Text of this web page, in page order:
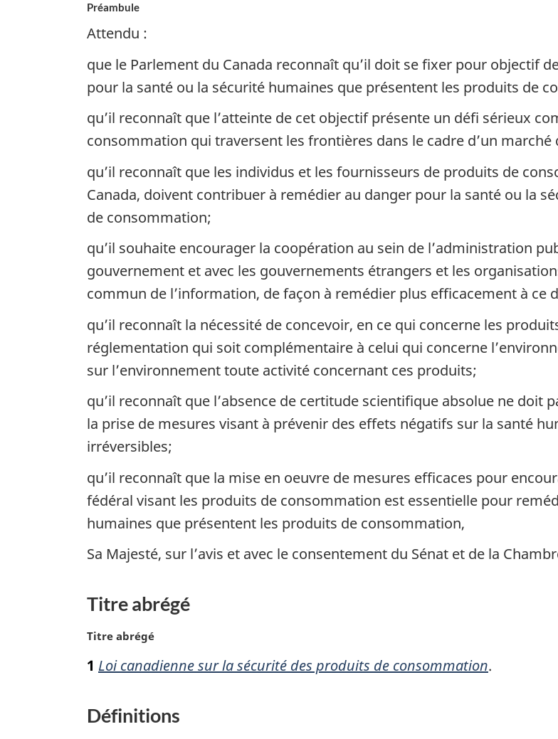
Préambule
Attendu :
que le Parlement du Canada reconnaît qu’il doit se fixer pour objectif
pour la santé ou la sécurité humaines que présentent les produits de
qu’il reconnaît que l’atteinte de cet objectif présente un défi sérieux
consommation qui traversent les frontières dans le cadre d’un marché
qu’il reconnaît que les individus et les fournisseurs de produits de
Canada, doivent contribuer à remédier au danger pour la santé ou la
de consommation;
qu’il souhaite encourager la coopération au sein de l’administration
gouvernement et avec les gouvernements étrangers et les
commun de l’information, de façon à remédier plus efficacement à ce
qu’il reconnaît la nécessité de concevoir, en ce qui concerne les
réglementation qui soit complémentaire à celui qui concerne
sur l’environnement toute activité concernant ces produits;
qu’il reconnaît que l’absence de certitude scientifique absolue ne
la prise de mesures visant à prévenir des effets négatifs sur la santé
irréversibles;
qu’il reconnaît que la mise en oeuvre de mesures efficaces pour
fédéral visant les produits de consommation est essentielle pour
humaines que présentent les produits de consommation,
Sa Majesté, sur l’avis et avec le consentement du Sénat et de la
Titre abrégé
N
t
a
Titre abrégé
1 Loi canadienne sur la sécurité des produits de consommation.
Définitions